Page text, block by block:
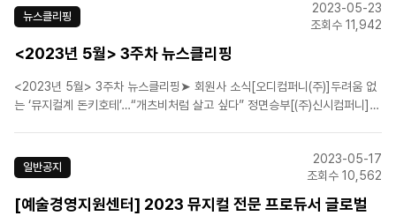
현실로 나타났다!"[라이브(주)]‘야구왕,..
뉴스클리핑
2023-05-23
조회수 11,942
<2023년 5월> 3주차 뉴스클리핑
<2023년 5월> 3주차 뉴스클리핑➤ 회원사 소식[오디컴퍼니(주)]두려움 없
는 ‘뮤지컬계 돈키호테’…“개츠비처럼 살고 싶다” 정면승부[(주)신시컴퍼니]뮤
케이뮤지컬컴퍼니]뮤지컬 '베..
일반공지
2023-05-17
조회수 10,562
[예술경영지원센터] 2023 뮤지컬 전문 프로듀서 글로벌